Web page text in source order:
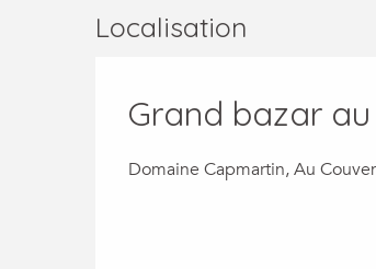
Localisation
Grand bazar
Domaine Capmartin, Au